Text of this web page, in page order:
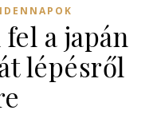
a japán
lépésről